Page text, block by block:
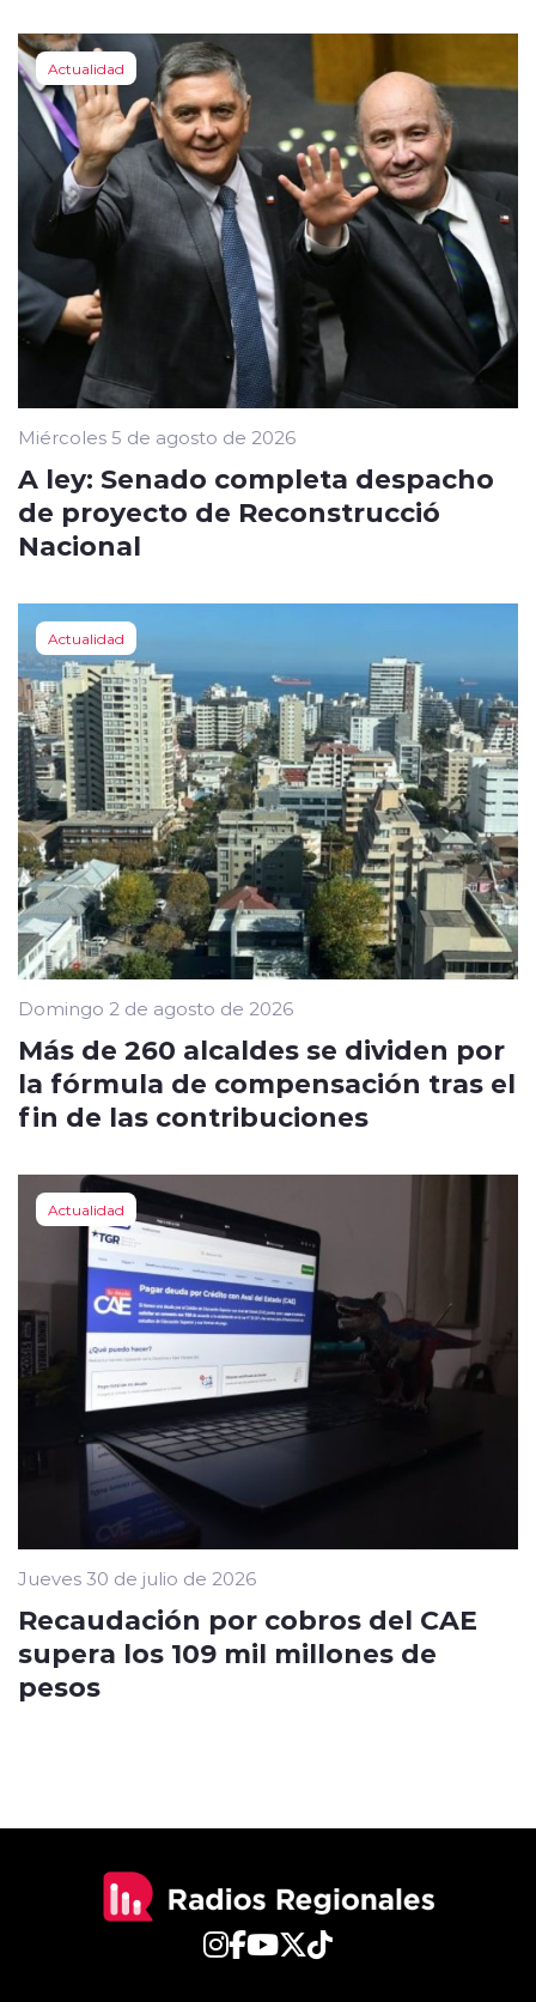
Actualidad
Miércoles 5 de agosto de 2026
A ley: Senado completa despacho
de proyecto de Reconstrucció
Nacional
Actualidad
Domingo 2 de agosto de 2026
Más de 260 alcaldes se dividen por
la fórmula de compensación tras el
fin de las contribuciones
Actualidad
Jueves 30 de julio de 2026
Recaudación por cobros del CAE
supera los 109 mil millones de
pesos